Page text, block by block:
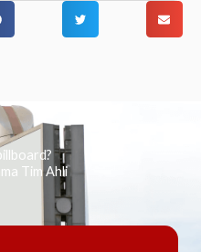
Tim Ahli